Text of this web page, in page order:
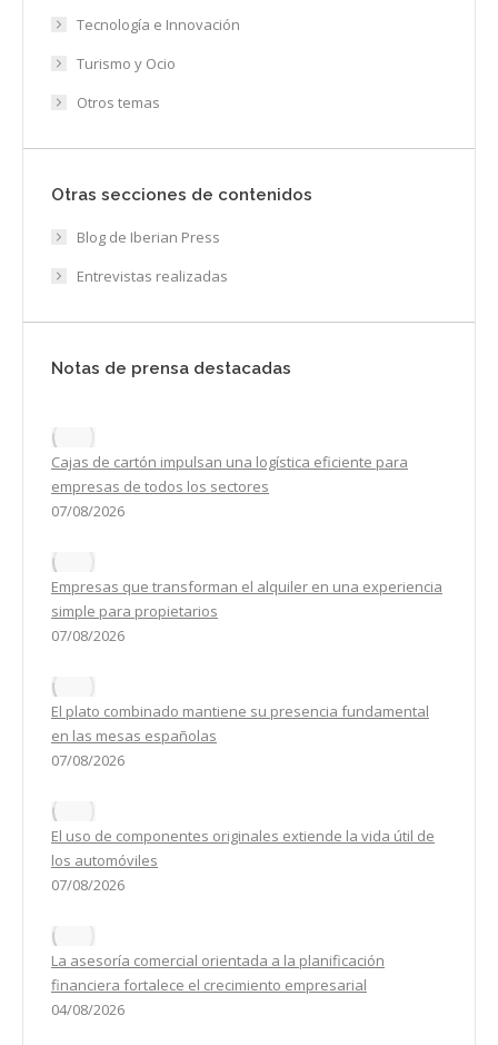
Tecnología e Innovación
Turismo y Ocio
Otros temas
Otras secciones de contenidos
Blog de Iberian Press
Entrevistas realizadas
Notas de prensa destacadas
Cajas de cartón impulsan una logística eficiente para
empresas de todos los sectores
07/08/2026
Empresas que transforman el alquiler en una experiencia
simple para propietarios
07/08/2026
El plato combinado mantiene su presencia fundamental
en las mesas españolas
07/08/2026
El uso de componentes originales extiende la vida útil de
los automóviles
07/08/2026
La asesoría comercial orientada a la planificación
financiera fortalece el crecimiento empresarial
04/08/2026